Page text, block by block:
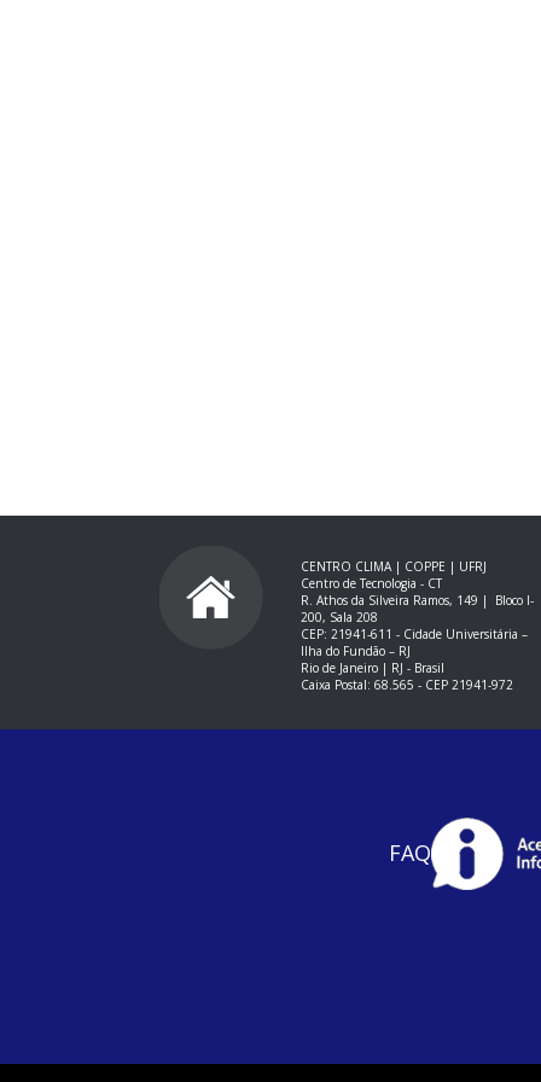
CENTRO CLIMA | COPPE | UFRJ
Centro de Tecnologia - CT
R. Athos da Silveira Ramos, 149 |
Bloco I-
200, Sala 208
CEP: 21941-611 - Cidade Universitária –
Ilha do Fundão – RJ
Rio de Janeiro | RJ - Brasil
Caixa Postal: 68.565 - CEP 21941-972
FAQ